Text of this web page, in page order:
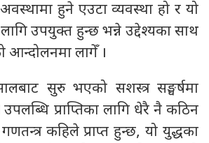
हुने एउटा व्यवस्था हो र यो
उपयुक्त हुन्छ भन्ने उद्देश्यका साथ
आन्दोलनमा लागेँ ।
सुरु भएको सशस्त्र सङ्घर्षमा
प्राप्तिका लागि धेरै नै कठिन
कहिले प्राप्त हुन्छ, यो युद्धका